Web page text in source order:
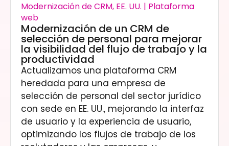
Modernización de CRM, EE. UU. | Plataforma
web
Modernización de un CRM de
selección de personal para mejorar
la visibilidad del flujo de trabajo y la
productividad
Actualizamos una plataforma CRM
heredada para una empresa de
selección de personal del sector jurídico
con sede en EE. UU., mejorando la interfaz
de usuario y la experiencia de usuario,
optimizando los flujos de trabajo de los